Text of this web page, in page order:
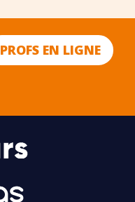
PROFS EN LIGNE